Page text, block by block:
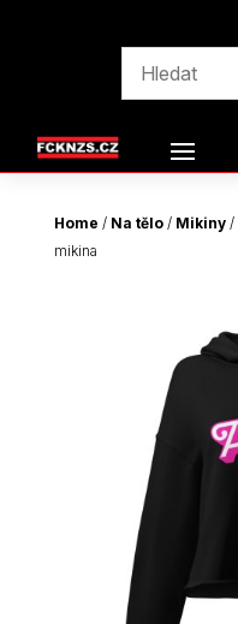
Home / Na tělo/ Mikiny/
mikina